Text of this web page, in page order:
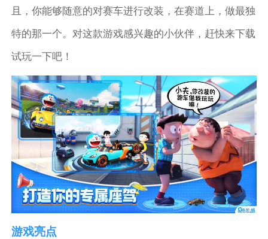
且，你能够随意的对赛车进行改装，在赛道上，做最独
特的那一个。对这款游戏感兴趣的小伙伴，赶快来下载
试玩一下吧！
游戏亮点